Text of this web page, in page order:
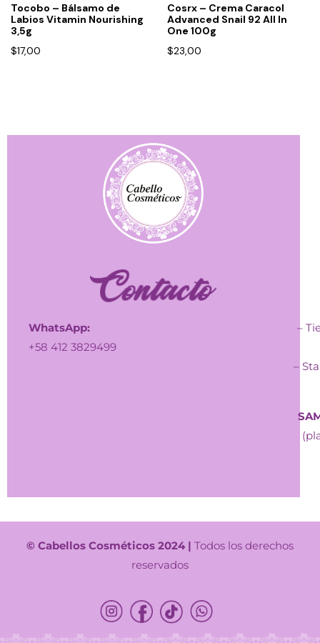
Tocobo – Bálsamo de
Labios Vitamin Nourishing
3,5g
$17,00
Cosrx – Crema Caracol
Advanced Snail 92 All In
One 100g
$23,00
WhatsApp:
+58 412 3829499
–
–
© Cabellos Cosméticos 2024 | Todos los derechos
reservados